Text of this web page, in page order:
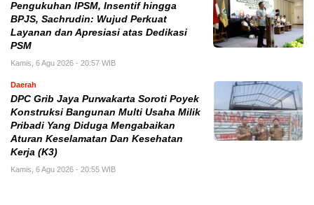
Pengukuhan IPSM, Insentif hingga
BPJS, Sachrudin: Wujud Perkuat
Layanan dan Apresiasi atas Dedikasi
PSM
Kamis, 6 Agu 2026 - 20:57 WIB
Daerah
DPC Grib Jaya Purwakarta Soroti Poyek
Konstruksi Bangunan Multi Usaha Milik
Pribadi Yang Diduga Mengabaikan
Aturan Keselamatan Dan Kesehatan
Kerja (K3)
Kamis, 6 Agu 2026 - 20:55 WIB